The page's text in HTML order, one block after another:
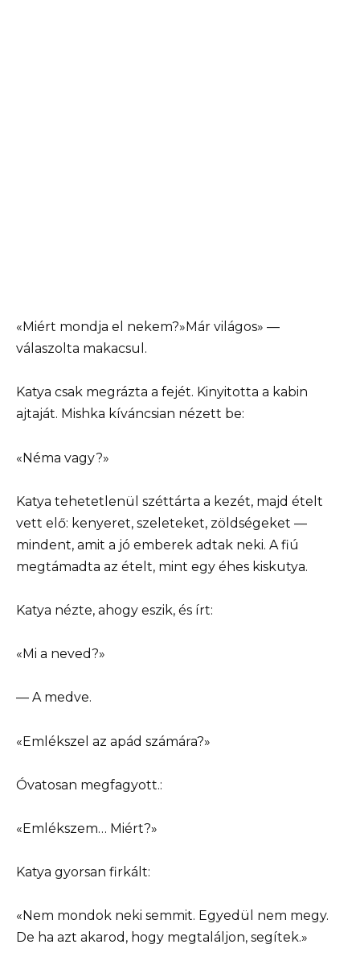
«Miért mondja el nekem?»Már világos» —
válaszolta makacsul.
Katya csak megrázta a fejét. Kinyitotta a kabin
ajtaját. Mishka kíváncsian nézett be:
«Néma vagy?»
Katya tehetetlenül széttárta a kezét, majd ételt
vett elő: kenyeret, szeleteket, zöldségeket —
mindent, amit a jó emberek adtak neki. A fiú
megtámadta az ételt, mint egy éhes kiskutya.
Katya nézte, ahogy eszik, és írt:
«Mi a neved?»
— A medve.
«Emlékszel az apád számára?»
Óvatosan megfagyott.:
«Emlékszem… Miért?»
Katya gyorsan firkált:
«Nem mondok neki semmit. Egyedül nem megy.
De ha azt akarod, hogy megtaláljon, segítek.»